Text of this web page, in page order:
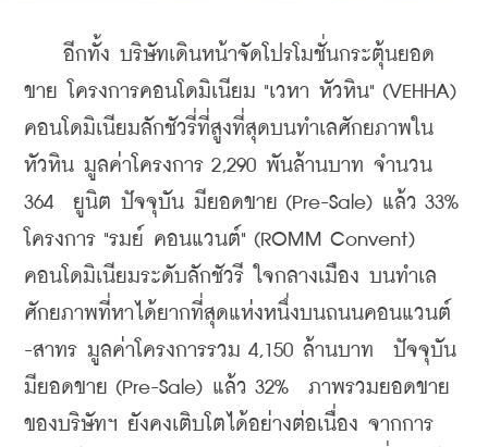
อีกทั้ง บริษัทเดินหน้าจัดโปรโมชั่นกระตุ้นยอด
ขาย โครงการคอนโดมิเนียม "เวหา หัวหิน" (VEHHA)
คอนโดมิเนียมลักชัวรี่ที่สูงที่สุดบนทำเลศักยภาพใน
หัวหิน มูลค่าโครงการ 2,290 พันล้านบาท จำนวน
364  ยูนิต ปัจจุบัน มียอดขาย (Pre-Sale) แล้ว 33%
โครงการ "รมย์ คอนแวนต์" (ROMM Convent)
คอนโดมิเนียมระดับลักชัวรี ใจกลางเมือง บนทำเล
ศักยภาพที่หาได้ยากที่สุดแห่งหนึ่งบนถนนคอนแวนต์
-สาทร มูลค่าโครงการรวม 4,150 ล้านบาท  ปัจจุบัน
มียอดขาย (Pre-Sale) แล้ว 32%  ภาพรวมยอดขาย
ของบริษัทฯ ยังคงเติบโตได้อย่างต่อเนื่อง จากการ